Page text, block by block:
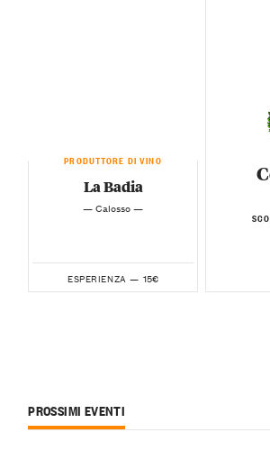
PRODUTTORE DI VINO
La Badia
— Calosso —
ESPERIENZA — 15€
PROSSIMI EVENTI